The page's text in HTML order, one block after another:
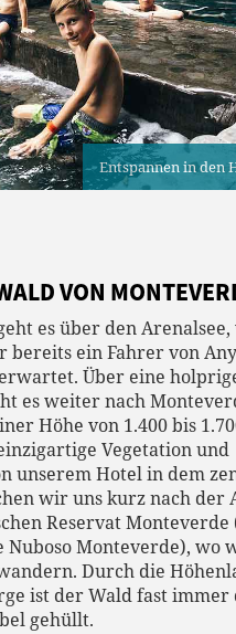
Entspannen in den
VON
es über den Arenalsee,
bereits ein Fahrer von
Über eine
es weiter nach
Höhe von 1.400 bis
Vegetation und
unserem Hotel in dem
wir uns kurz nach der
Reservat Monteverde
Nuboso Monteverde), wo
Durch die
ist der Wald fast immer
gehüllt.